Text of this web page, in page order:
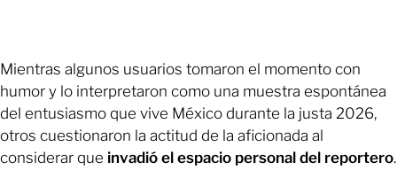
Mientras algunos usuarios tomaron el momento con
humor y lo interpretaron como una muestra espontánea
del entusiasmo que vive México durante la justa 2026,
otros cuestionaron la actitud de la aficionada al
considerar que invadió el espacio personal del reportero.